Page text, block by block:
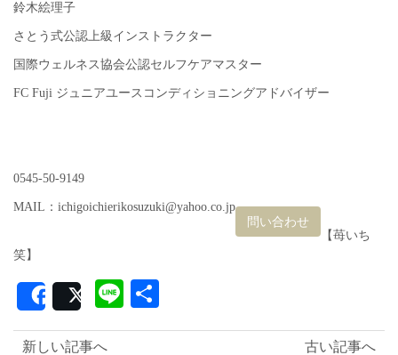
鈴木絵理子
さとう式公認上級インストラクター
国際ウェルネス協会公認セルフケアマスター
FC Fuji ジュニアユースコンディショニングアドバイザー
0545-50-9149
MAIL：ichigoichierikosuzuki@yahoo.co.jp
問い合わせ
【苺いち
笑】
SharePost Line
有
古い記事へ
新しい記事へ